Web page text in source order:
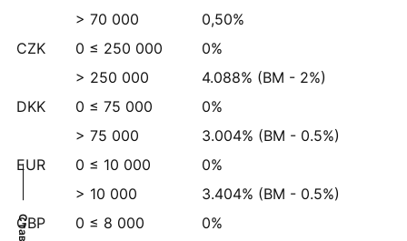
> 70 000
0,50%
CZK
0 ≤ 250 000
0%
> 250 000
4.088% (BM - 2%)
DKK
0 ≤ 75 000
0%
> 75 000
3.004% (BM - 0.5%)
EUR
0 ≤ 10 000
0%
> 10 000
3.404% (BM - 0.5%)
GBP
0 ≤ 8 000
0%